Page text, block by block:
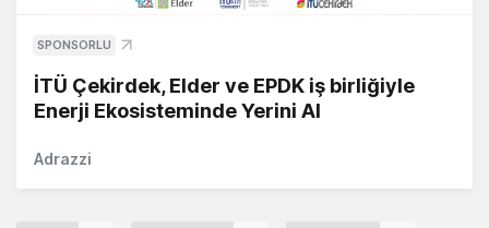
SPONSORLU
İTÜ Çekirdek, Elder ve EPDK iş birliğiyle
Enerji Ekosisteminde Yerini Al
Adrazzi